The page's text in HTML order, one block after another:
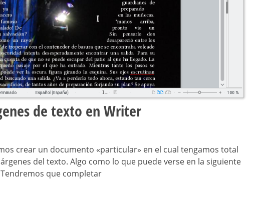
de texto en Writer
crear un documento «particular» en el cual tengamos total
del texto. Algo como lo que puede verse en la siguiente
que completar